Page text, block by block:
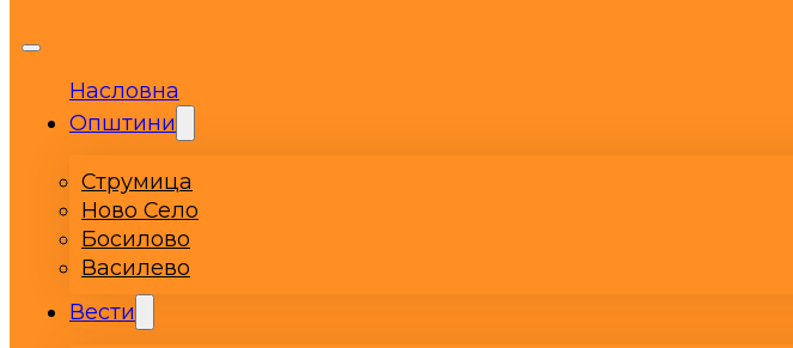
Насловна
Општини
Струмица
Ново Село
Босилово
Василево
Вести